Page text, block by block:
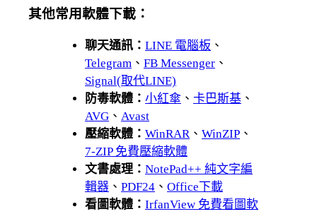
其他常用軟體下載：
聊天通訊： LINE 電腦板 、
Telegram 、 FB Messenger 、
Signal(取代LINE)
防毒軟體： 小紅傘 、 卡巴斯基 、
AVG 、 Avast
壓縮軟體： WinRAR、 WinZIP 、
7-ZIP 免費壓縮軟體
文書處理： NotePad++ 純文字編
輯器 、 PDF24 、 Office下載
看圖軟體： IrfanView 免費看圖軟